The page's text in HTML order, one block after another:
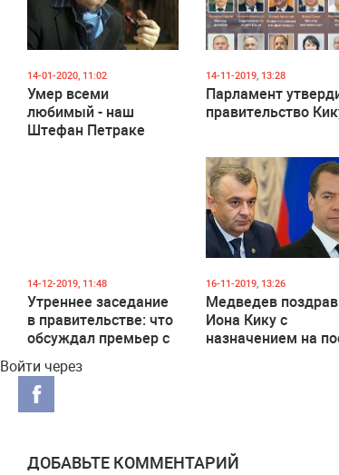
14-01-2020, 11:02
Умер всеми
любимый - наш
Штефан Петраке
14-11-2019, 13:28
Парламент
правительство
14-12-2019, 11:48
Утреннее заседание
в правительстве: что
обсуждал премьер с
16-11-2019, 13:26
Медведев
Иона Кику с
назначением на
Войти через
ДОБАВЬТЕ КОММЕНТАРИЙ